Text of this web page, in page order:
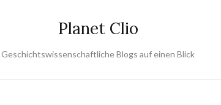
Planet Clio
Geschichtswissenschaftliche Blogs auf einen Blick